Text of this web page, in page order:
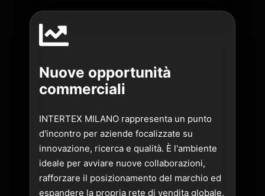
Nuove opportunità
commerciali
INTERTEX MILANO rappresenta un punto
d'incontro per aziende focalizzate su
innovazione, ricerca e qualità. È l'ambiente
ideale per avviare nuove collaborazioni,
rafforzare il posizionamento del marchio ed
espandere la propria rete di vendita globale.